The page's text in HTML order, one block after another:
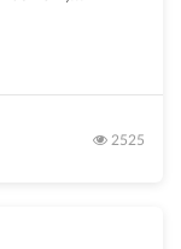
2525